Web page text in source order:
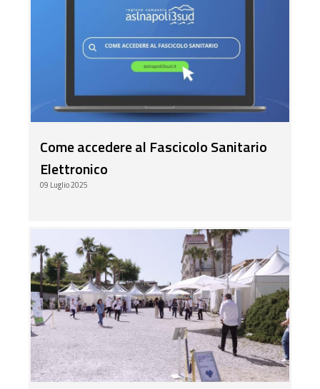
Come accedere al Fascicolo Sanitario
Elettronico
09 Luglio 2025